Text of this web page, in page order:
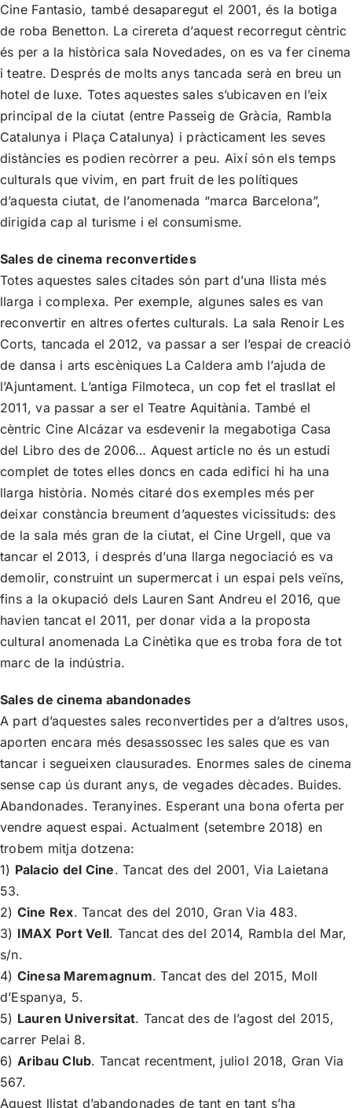
Cine Fantasio, també desaparegut el 2001, és la botiga
de roba Benetton. La cirereta d’aquest recorregut cèntric
és per a la històrica sala Novedades, on es va fer cinema
i teatre. Després de molts anys tancada serà en breu un
hotel de luxe. Totes aquestes sales s’ubicaven en l’eix
principal de la ciutat (entre Passeig de Gràcia, Rambla
Catalunya i Plaça Catalunya) i pràcticament les seves
distàncies es podien recòrrer a peu. Així són els temps
culturals que vivim, en part fruit de les polítiques
d’aquesta ciutat, de l’anomenada “marca Barcelona”,
dirigida cap al turisme i el consumisme.
Sales de cinema reconvertides
Totes aquestes sales citades són part d’una llista més
llarga i complexa. Per exemple, algunes sales es van
reconvertir en altres ofertes culturals. La sala Renoir Les
Corts, tancada el 2012, va passar a ser l’espai de creació
de dansa i arts escèniques La Caldera amb l’ajuda de
l’Ajuntament. L’antiga Filmoteca, un cop fet el trasllat el
2011, va passar a ser el Teatre Aquitània. També el
cèntric Cine Alcázar va esdevenir la megabotiga Casa
del Libro des de 2006… Aquest article no és un estudi
complet de totes elles doncs en cada edifici hi ha una
llarga història. Només citaré dos exemples més per
deixar constància breument d’aquestes vicissituds: des
de la sala més gran de la ciutat, el Cine Urgell, que va
tancar el 2013, i després d’una llarga negociació es va
demolir, construint un supermercat i un espai pels veïns,
fins a la okupació dels Lauren Sant Andreu el 2016, que
havien tancat el 2011, per donar vida a la proposta
cultural anomenada La Cinètika que es troba fora de tot
marc de la indústria.
Sales de cinema abandonades
A part d’aquestes sales reconvertides per a d’altres usos,
aporten encara més desassossec les sales que es van
tancar i segueixen clausurades. Enormes sales de cinema
sense cap ús durant anys, de vegades dècades. Buides.
Abandonades. Teranyines. Esperant una bona oferta per
vendre aquest espai. Actualment (setembre 2018) en
trobem mitja dotzena:
1) Palacio del Cine. Tancat des del 2001, Via Laietana
53.
2) Cine Rex. Tancat des del 2010, Gran Via 483.
3) IMAX Port Vell. Tancat des del 2014, Rambla del Mar,
s/n.
4) Cinesa Maremagnum. Tancat des del 2015, Moll
d’Espanya, 5.
5) Lauren Universitat. Tancat des de l’agost del 2015,
carrer Pelai 8.
6) Aribau Club. Tancat recentment, juliol 2018, Gran Via
567.
Aquest llistat d’abandonades de tant en tant s’ha